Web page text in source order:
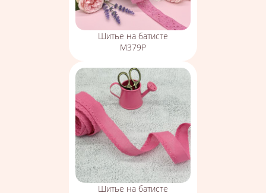
Шитье на батисте
М379Р
Шитье на батисте